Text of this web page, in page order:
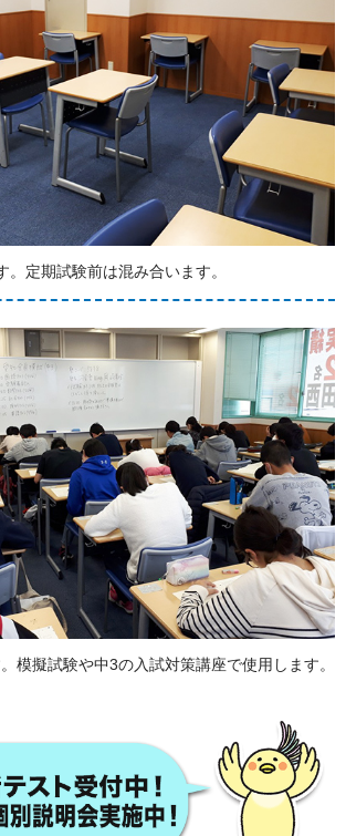
。定期試験前は混み合います。
模擬試験や中3の入試対策講座で使用します。